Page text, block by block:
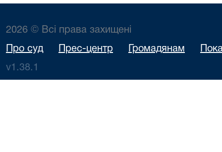
2026 © Всі права захищені
Про суд Прес-центр Громадянам
v1.38.1